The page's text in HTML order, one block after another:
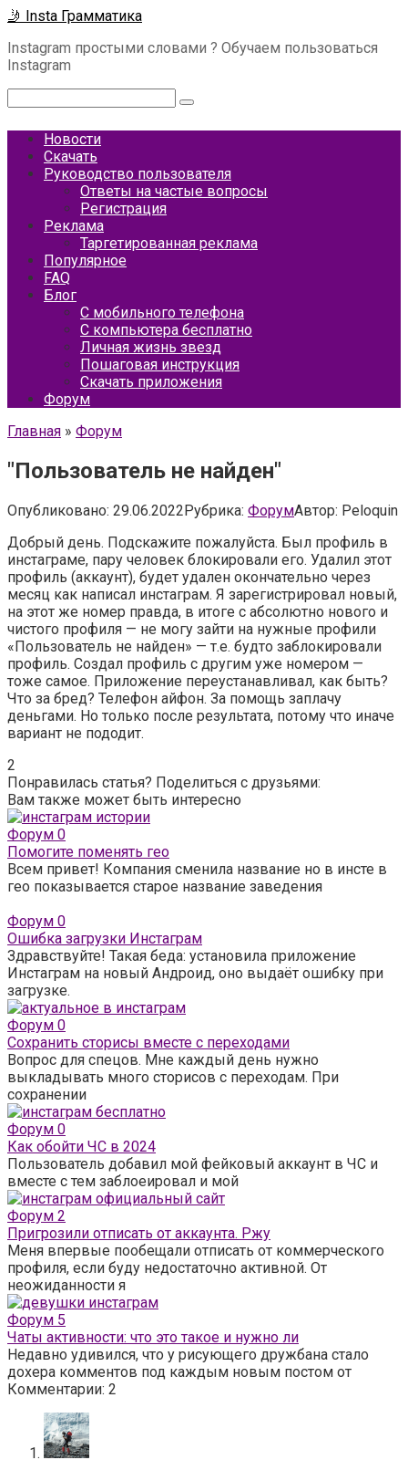
Перейти
контенту
🤳 Insta Грамматика
Instagram простыми словами ? Обучаем пользоваться
Instagram
Новости
Скачать
Руководство пользователя
Ответы на частые вопросы
Регистрация
Реклама
Таргетированная реклама
Популярное
FAQ
Блог
С мобильного телефона
С компьютера бесплатно
Личная жизнь звезд
Пошаговая инструкция
Скачать приложения
Форум
Главная » Форум
"Пользователь не найден"
Опубликовано: 29.06.2022Рубрика: ФорумАвтор: Peloquin
Добрый день. Подскажите пожалуйста. Был профиль в
инстаграме, пару человек блокировали его. Удалил этот
профиль (аккаунт), будет удален окончательно через
месяц как написал инстаграм. Я зарегистрировал новый,
на этот же номер правда, в итоге с абсолютно нового и
чистого профиля — не могу зайти на нужные профили
«Пользователь не найден» — т.е. будто заблокировали
профиль. Создал профиль с другим уже номером —
тоже самое. Приложение переустанавливал, как быть?
Что за бред? Телефон айфон. За помощь заплачу
деньгами. Но только после результата, потому что иначе
вариант не пододит.
2
Понравилась статья? Поделиться с друзьями:
Вам также может быть интересно
Форум 0
Помогите поменять гео
Всем привет! Компания сменила название но в инсте в
гео показывается старое название заведения
Форум 0
Ошибка загрузки Инстаграм
Здравствуйте! Такая беда: установила приложение
Инстаграм на новый Андроид, оно выдаёт ошибку при
загрузке.
Форум 0
Сохранить сторисы вместе с переходами
Вопрос для спецов. Мне каждый день нужно
выкладывать много сторисов с переходам. При
сохранении
Форум 0
Как обойти ЧС в 2024
Пользователь добавил мой фейковый аккаунт в ЧС и
вместе с тем заблоеировал и мой
Форум 2
Пригрозили отписать от аккаунта. Ржу
Меня впервые пообещали отписать от коммерческого
профиля, если буду недостаточно активной. От
неожиданности я
Форум 5
Чаты активности: что это такое и нужно ли
Недавно удивился, что у рисующего дружбана стало
дохера комментов под каждым новым постом от
Комментарии: 2